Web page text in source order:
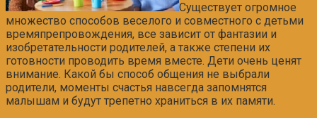
Существует огромное
множество способов веселого и совместного с детьми
времяпрепровождения, все зависит от фантазии и
изобретательности родителей, а также степени их
готовности проводить время вместе. Дети очень ценят
внимание. Какой бы способ общения не выбрали
родители, моменты счастья навсегда запомнятся
малышам и будут трепетно храниться в их памяти.